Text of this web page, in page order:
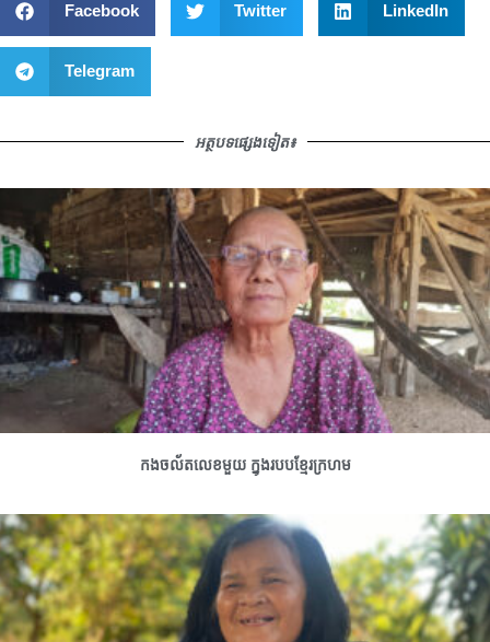
Facebook Twitter LinkedIn
Telegram
អត្ថបទផ្សេងទៀត៖
កងចល័តលេខមួយ ក្នុងរបបខ្មែរក្រហម